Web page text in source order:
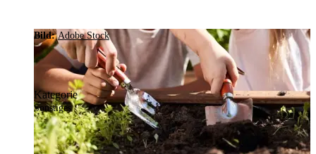
Bild:Adobe Stock
Kategorie
Sonstiges